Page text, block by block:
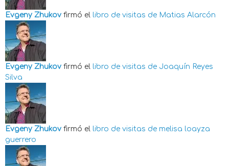
Evgeny Zhukov firmó el libro de visitas de Matias Alarcón
Evgeny Zhukov firmó el libro de visitas de Joaquín Reyes
Silva
Evgeny Zhukov firmó el libro de visitas de melisa loayza
guerrero